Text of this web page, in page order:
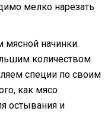
мелко нарезать
мясной начинки:
количеством
специи по своим
как мясо
остывания и